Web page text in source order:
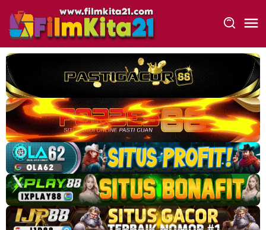
konten